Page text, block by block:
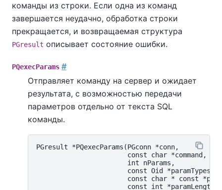
команды из строки. Если одна из команд
завершается неудачно, обработка строки
прекращается, и возвращаемая структура
PGresult описывает состояние ошибки.
PQexecParams #
Отправляет команду на сервер и ожидает
результата, с возможностью передачи
параметров отдельно от текста SQL
команды.
PGresult *PQexecParams(PGconn *conn,
                       const char *command,
                       int nParams,
                       const Oid *paramTypes,
const char * const
                       const int *paramLengths,